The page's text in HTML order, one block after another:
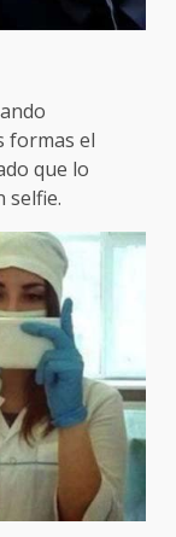
formas el
que lo
selfie.